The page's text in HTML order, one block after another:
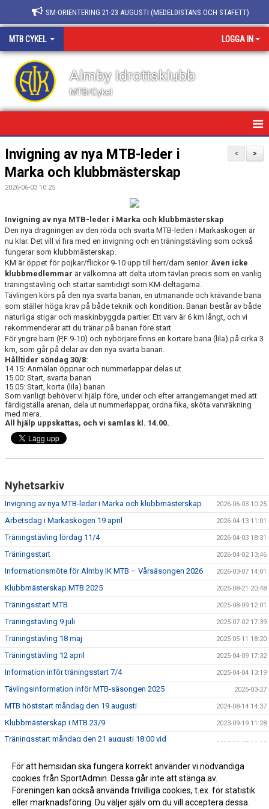
SM-ORIENTERING 21-23 AUGUSTI (MEDELDISTANS OCH STAFETT)
MTB CYKEL LOGGA IN
Almby Idrottsklubb
MTB/Cykel
HEM/MTB
NYHETER
BILDGALLERI
DOKUMENT
KONTAKT
>
<
Invigning av nya MTB-leder i
Marka och klubbmästerskap
2026-06-03 10:25
Invigning av nya MTB-leder i Marka och klubbmästerskap
Den nya dragningen av den röda och svarta MTB-leden i Markaskogen är
nu klar. Det vill vi fira med en invigning och en träningstävling som också
fungerar som klubbmästerskap.
KM är öppet för pojkar/flickor 9-10 upp till herr/dam senior. Även icke
klubbmedlemmar är välkomna att delta utom tävlan precis som en vanlig
träningstävling och startar samtidigt som KM-deltagarna.
Tävlingen körs på den nya svarta banan, en utmanande och krävande bana
som ställer höga krav på både teknik och kondition. Banan består av både
naturliga stigar och maskinbyggda partier. Ett varv är 6 km långt, och vi
rekommenderar att du tränar på banan före start.
För yngre barn (P,F 9-10) och nybörjare finns en kortare bana (lila) på cirka 3
km, som går på delar av den nya svarta banan.
Hålltider söndag 30/8:
14.15: Anmälan öppnar och nummerlappar delas ut.
15.00: Start, svarta banan
15.05: Start, korta (lila) banan
Som vanligt behöver vi hjälp före, under och efter arrangemanget med att
färdigställa arenan, dela ut nummerlappar, ordna fika, sköta varvräkning
med mera.
All hjälp uppskattas, och vi samlas kl. 14.00.
Nyhetsarkiv
Invigning av nya MTB-leder i Marka och klubbmästerskap 2026-06-03 10:25
Arbetsdag i Markaskogen 19 april 2026-04-13 11:01
Träningstävling lördag 11/4 2026-04-03 18:31
Träningsstart 2026-04-02 13:46
Informationsmöte för Almby IK MTB – Vårsäsongen 2026 2026-03-07 14:01
Klubbmästerskap MTB 2025 2025-08-21 20:48
Träningsstart MTB 2025-08-09 12:01
Träningstävling 9 juli 2025-07-02 17:39
Träningstävling 18 maj 2025-05-11 18:20
Träningstävling 12 april 2025-04-09 17:32
Information inför träningsstart 7/4 2025-04-04 13:19
Tävlingsinformation inför MTB-säsongen 2025 2025-03-27
MTB höststart måndag den 19 augusti 2024-08-14 14:37
Klubbmästerskap i MTB 23/9 2023-09-19 11:28
Träningsstart måndag den 21 augusti 18:00 vid
2023-08-07 16:00
MTB-träningstävling 4 juni 2023-06-02 09:41
Träningsstart 2023 2023-03-29 17:37
För att hemsidan ska fungera korrekt använder vi nödvändiga
cookies från SportAdmin. Dessa går inte att stänga av.
Föreningen kan också använda frivilliga cookies, t.ex. för statistik
eller marknadsföring. Du väljer själv om du vill acceptera dessa.